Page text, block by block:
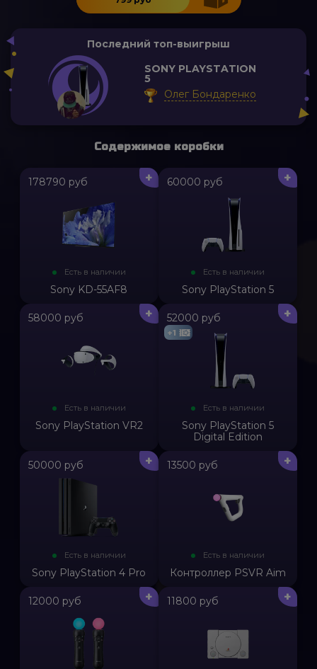
Последний топ-выигрыш
SONY PLAYSTATION
5
Олег Бондаренко
Содержимое коробки
+
178790 руб
Есть в наличии
Sony KD-55AF8
+
60000 руб
Есть в наличии
Sony PlayStation 5
+
58000 руб
Есть в наличии
Sony PlayStation VR2
+
+1
52000 руб
Есть в наличии
Sony PlayStation 5
Digital Edition
+
50000 руб
Есть в наличии
Sony PlayStation 4 Pro
+
13500 руб
Есть в наличии
Контроллер PSVR Aim
+
12000 руб +
11800 руб